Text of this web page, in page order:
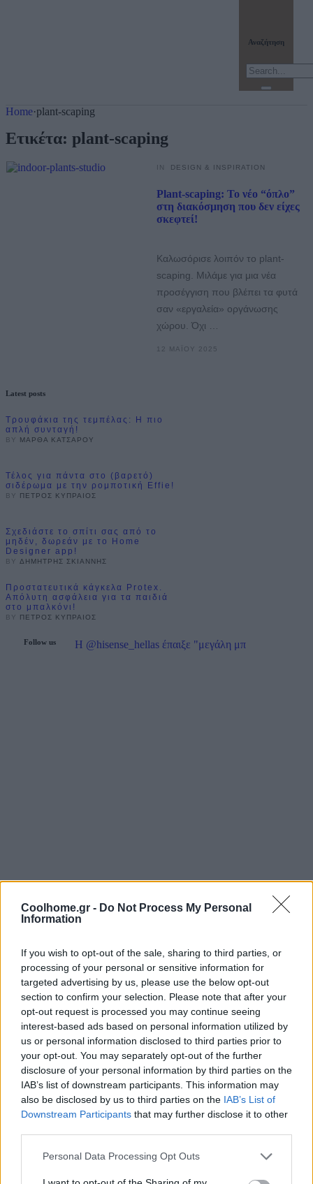
Coolhome.gr - Do Not Process My Personal
Information
If you wish to opt-out of the sale, sharing to third parties, or
processing of your personal or sensitive information for
targeted advertising by us, please use the below opt-out
section to confirm your selection. Please note that after your
opt-out request is processed you may continue seeing
interest-based ads based on personal information utilized by
us or personal information disclosed to third parties prior to
your opt-out. You may separately opt-out of the further
disclosure of your personal information by third parties on the
IAB’s list of downstream participants. This information may
also be disclosed by us to third parties on the IAB’s List of
Downstream Participants that may further disclose it to other
Personal Data Processing Opt Outs
Αναζήτηση
Home·plant-scaping
Ετικέτα: plant-scaping
IN DESIGN & INSPIRATION
Plant-scaping: Το νέο “όπλο”
στη διακόσμηση που δεν είχες
σκεφτεί!
Καλωσόρισε λοιπόν το plant-
scaping. Μιλάμε για μια νέα
προσέγγιση που βλέπει τα φυτά
σαν «εργαλεία» οργάνωσης
χώρου. Όχι …
12 ΜΑΪ́ΟΥ 2025
Latest posts
Τρουφάκια της τεμπέλας: Η πιο
απλή συνταγή!
BY ΜΆΡΘΑ ΚΑΤΣΑΡΟΎ
Τέλος για πάντα στο (βαρετό)
σιδέρωμα με την ρομποτική Effie!
BY ΠΈΤΡΟΣ ΚΥΠΡΑΊΟΣ
Σχεδιάστε το σπίτι σας από το
μηδέν, δωρεάν με το Home
Designer app!
BY ΔΗΜΉΤΡΗΣ ΣΚΙΆΝΝΗΣ
Προστατευτικά κάγκελα Protex.
Απόλυτη ασφάλεια για τα παιδιά
στο μπαλκόνι!
BY ΠΈΤΡΟΣ ΚΥΠΡΑΊΟΣ
Follow us Η @hisense_hellas έπαιξε "μεγάλη μπ